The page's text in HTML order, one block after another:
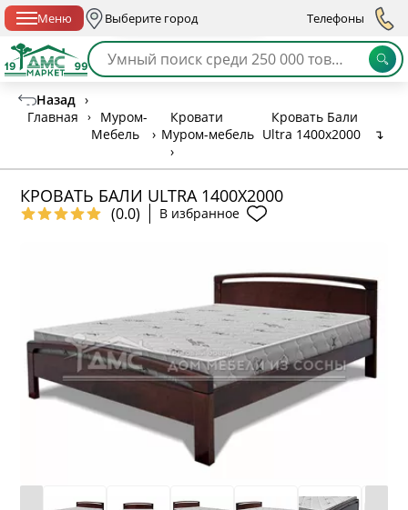
Меню Выберите город Телефоны
Назад ›
Главная
›
Муром-
Мебель
›
Кровати
Муром-мебель
›
Кровать Бали
Ultra 1400х2000
↴
КРОВАТЬ БАЛИ ULTRA 1400Х2000
(0.0) В избранное